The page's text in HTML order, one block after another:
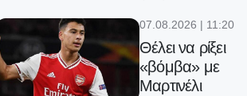
07.08.2026 | 11:20
Θέλει να ρίξει
«βόμβα» με
Μαρτινέλι